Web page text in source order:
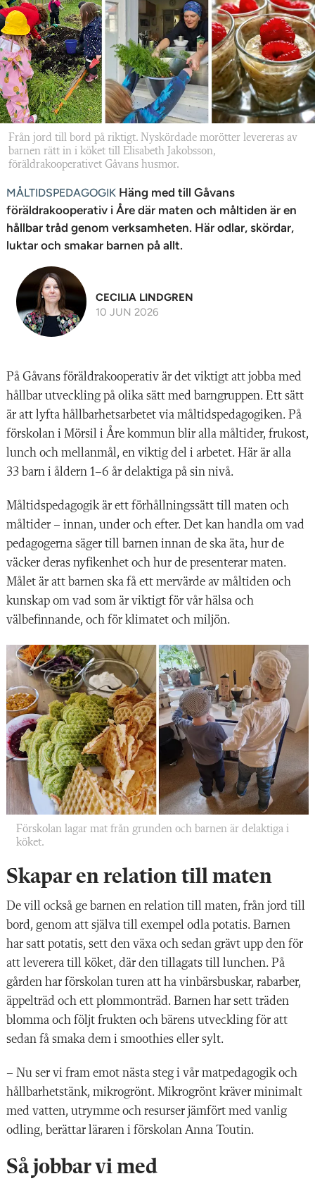
Från jord till bord på riktigt. Nyskördade morötter levereras av
barnen rätt in i köket till Elisabeth Jakobsson,
föräldrakooperativet Gåvans husmor.
MÅLTIDSPEDAGOGIK Häng med till Gåvans
föräldrakooperativ i Åre där maten och måltiden är en
hållbar tråd genom verksamheten. Här odlar, skördar,
luktar och smakar barnen på allt.
CECILIA LINDGREN
10 JUN 2026
På Gåvans föräldrakooperativ är det viktigt att jobba med
hållbar utveckling på olika sätt med barngruppen. Ett sätt
är att lyfta hållbarhetsarbetet via måltidspedagogiken. På
förskolan i Mörsil i Åre kommun blir alla måltider, frukost,
lunch och mellanmål, en viktig del i arbetet. Här är alla
33 barn i åldern 1–6 år delaktiga på sin nivå.
Måltidspedagogik är ett förhållningssätt till maten och
måltider – innan, under och efter. Det kan handla om vad
pedagogerna säger till barnen innan de ska äta, hur de
väcker deras nyfikenhet och hur de presenterar maten.
Målet är att barnen ska få ett mervärde av måltiden och
kunskap om vad som är viktigt för vår hälsa och
välbefinnande, och för klimatet och miljön.
Förskolan lagar mat från grunden och barnen är delaktiga i
köket.
Skapar en relation till maten
De vill också ge barnen en relation till maten, från jord till
bord, genom att själva till exempel odla potatis. Barnen
har satt potatis, sett den växa och sedan grävt upp den för
att leverera till köket, där den tillagats till lunchen. På
gården har förskolan turen att ha vinbärsbuskar, rabarber,
äppelträd och ett plommonträd. Barnen har sett träden
blomma och följt frukten och bärens utveckling för att
sedan få smaka dem i smoothies eller sylt.
– Nu ser vi fram emot nästa steg i vår matpedagogik och
hållbarhetstänk, mikrogrönt. Mikrogrönt kräver minimalt
med vatten, utrymme och resurser jämfört med vanlig
odling, berättar läraren i förskolan Anna Toutin.
Så jobbar vi med